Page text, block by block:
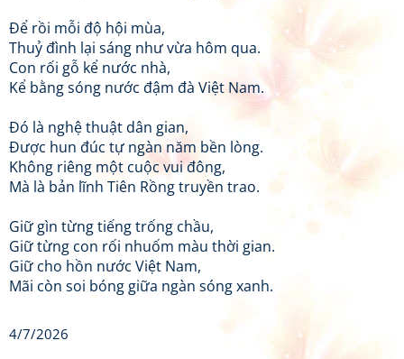
Để rồi mỗi độ hội mùa,
Thuỷ đình lại sáng như vừa hôm qua.
Con rối gỗ kể nước nhà,
Kể bằng sóng nước đậm đà Việt Nam.
Đó là nghệ thuật dân gian,
Được hun đúc tự ngàn năm bền lòng.
Không riêng một cuộc vui đông,
Mà là bản lĩnh Tiên Rồng truyền trao.
Giữ gìn từng tiếng trống chầu,
Giữ từng con rối nhuốm màu thời gian.
Giữ cho hồn nước Việt Nam,
Mãi còn soi bóng giữa ngàn sóng xanh.
4/7/2026